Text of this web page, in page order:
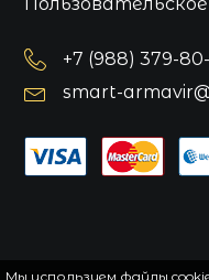
+7 (988) 379-
smart-
Мы используем файлы